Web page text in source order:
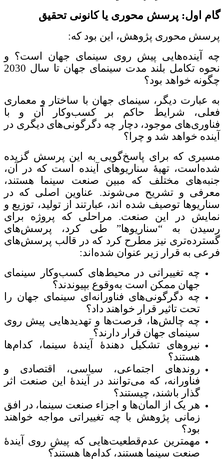
گام اول: پرسش محوری یا کانونی تحقیق
پرسش محوری پژوهش، این بود که:
چه آینده‌هایی پیش روی سینمای جهان است؟ و
نحوه تکامل بلند مدت سینمای جهان تا سال 2030
چگونه خواهد بود؟
به عبارت دیگر، سینمای جهان با ساختار و معماری
فعلی، شرایط حاکم بر کسب‌و‌کار آن و با
فناوری‌های موجود، دچار چه دگرگونی‌های دیگری در
آینده خواهد شد و چرا؟
مسیری که برای پاسخ‌گویی به این پرسش گزیده
شده‌است، تهیۀ سناریوهای آینده است که در آن،
جنبه‌های مختلف که مبین صنعت سینما هستند،
معرفی و تشریح می‌شوند. عناوین اصلی که در
سناریوها توصیف شده اند، عبارتند از تولید، توزیع و
نمایش در این صنعت. مراحلی که پروژه برای
رسیدن به “سناریوها” طی کرد، پرسش‌های
گسترده‌تری نیز مطرح کرد که در قالب پرسش‌های
فرعی به قرار زیر عنوان شده‌اند:
چه تغییراتی در محیط‌های کسب‌و‌کار سینمای
جهان ممکن است به‌وقوع بپیوندند؟
چه دگرگونی‌های فناورانه‌ای سینمای جهان را
تحت تاثیر قرار خواهند داد؟
چه چالش‌ها، فرصت‌ها و تهدیدهایی پیش روی
سینمای جهان قرار دارند؟
نیروهای تشکیل دهندۀ آیندۀ سینما، کدام‌ها
هستند؟
روندهای اجتماعی، سیاسی، اقتصادی و
فناورانه، که می‌توانند در آیندۀ این صنعت اثر
گذار باشند، چیستند؟
هر یک از المان‌ها و اجزاء صنعت سینما، در افق
زمانی پژوهش با چه تغییراتی مواجه خواهند
بود؟
مهمترین عدم‌قطعیت‌هایی که پیشِ روی آیندۀ
صنعت سینما هستند، کدام‌ها هستند؟